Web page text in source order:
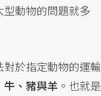
動物的問題就多
於指定動物的運輸
牛、豬與羊 。也就是